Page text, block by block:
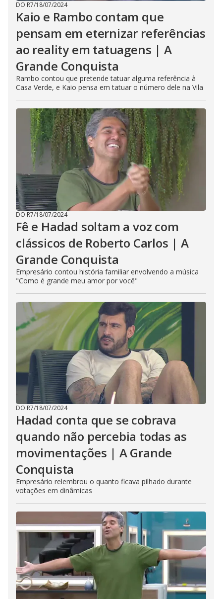
DO R7/18/07/2024
Kaio e Rambo contam que
pensam em eternizar referências
ao reality em tatuagens | A
Grande Conquista
Rambo contou que pretende tatuar alguma referência à
Casa Verde, e Kaio pensa em tatuar o número dele na Vila
DO R7/18/07/2024
Fê e Hadad soltam a voz com
clássicos de Roberto Carlos | A
Grande Conquista
Empresário contou história familiar envolvendo a música
"Como é grande meu amor por você"
DO R7/18/07/2024
Hadad conta que se cobrava
quando não percebia todas as
movimentações | A Grande
Conquista
Empresário relembrou o quanto ficava pilhado durante
votações em dinâmicas